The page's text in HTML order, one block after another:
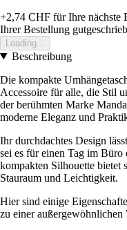
+2,74 CHF für Ihre nächste
Ihrer Bestellung
Loading...
Beschreibung
Die kompakte
Accessoire für alle, die Stil
der berühmten Marke
moderne Eleganz und
Ihr durchdachtes Design
sei es für einen Tag im
kompakten Silhouette bietet
Stauraum und Leichtigkeit.
Hier sind einige
zu einer außergewöhnlichen